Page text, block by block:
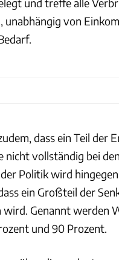
unabhängig von
dass ein Teil der
nicht vollständig bei
Politik wird
ein Großteil der
Genannt werden
und 90 Prozent.